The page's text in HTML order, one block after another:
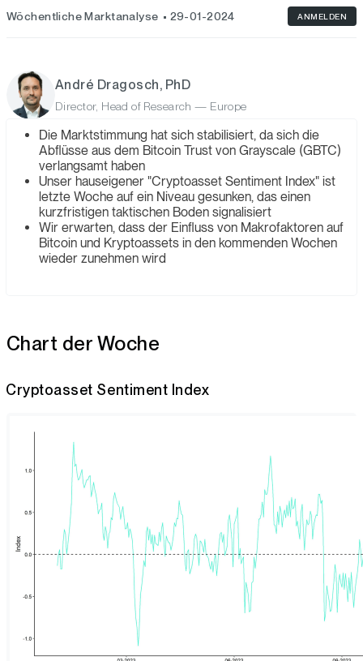
Wöchentliche Marktanalyse 29-01-2024 ANMELDEN
André Dragosch, PhD
Director, Head of Research — Europe
Die Marktstimmung hat sich stabilisiert, da sich die
Abflüsse aus dem Bitcoin Trust von Grayscale (GBTC)
verlangsamt haben
Unser hauseigener "Cryptoasset Sentiment Index" ist
letzte Woche auf ein Niveau gesunken, das einen
kurzfristigen taktischen Boden signalisiert
Wir erwarten, dass der Einfluss von Makrofaktoren auf
Bitcoin und Kryptoassets in den kommenden Wochen
wieder zunehmen wird
Chart der Woche
Cryptoasset Sentiment Index